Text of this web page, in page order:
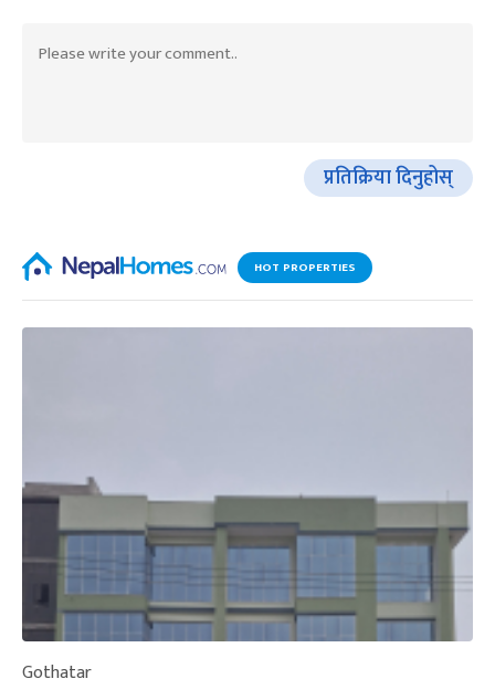
प्रतिक्रिया दिनुहोस्
HOT PROPERTIES
Gothatar